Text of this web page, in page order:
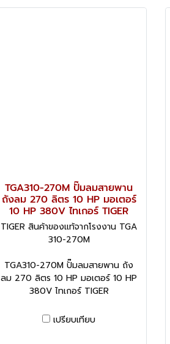
TGA310-270M ปั๊มลมสายพาน
ถังลม 270 ลิตร 10 HP มอเตอร์
10 HP 380V ไทเกอร์ TIGER
TIGER สินค้าของแท้จากโรงงาน TGA
310-270M
TGA310-270M ปั๊มลมสายพาน ถัง
ลม 270 ลิตร 10 HP มอเตอร์ 10 HP
380V ไทเกอร์ TIGER
เปรียบเทียบ